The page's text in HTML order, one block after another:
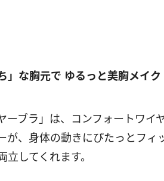
」な胸元で ゆるっと美胸メイク
ーブラ」は、コンフォートワ
が、身体の動きにぴたっとフ
してくれます。